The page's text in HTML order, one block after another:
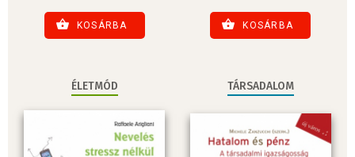
KOSÁRBA KOSÁRBA
ÉLETMÓD TÁRSADALOM